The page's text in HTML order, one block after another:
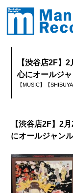
【渋谷店2F】
心にオールジ
【MUSIC】 【
【渋谷店2F】2
にオールジャン